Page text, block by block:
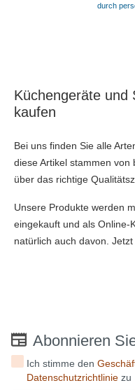
durch
Küchengeräte und
kaufen
Bei uns finden Sie alle
diese Artikel stammen
über das richtige
Unsere Produkte werden
eingekauft und als Online-
natürlich auch davon.
Abonnieren
Ich stimme den
Datenschutzrichtlinie zu